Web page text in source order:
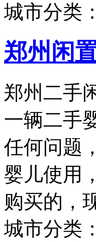
城市分类：
郑州闲
郑州二手
一辆二手
任何问题
婴儿使用
购买的，
城市分类：